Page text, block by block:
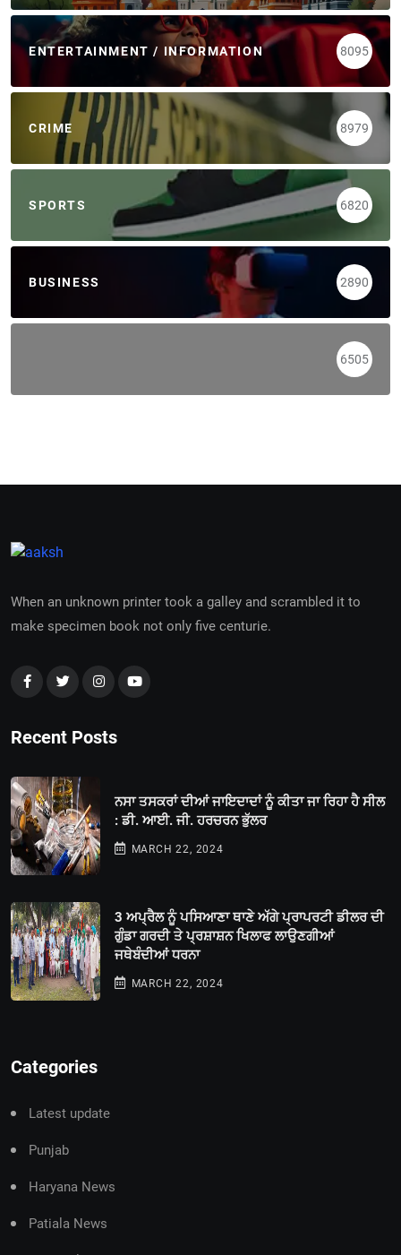
ENTERTAINMENT / INFORMATION 8095
CRIME 8979
SPORTS 6820
BUSINESS 2890
6505
When an unknown printer took a galley and scrambled it to
make specimen book not only five centurie.
Recent Posts
ਨਸਾ ਤਸਕਰਾਂ ਦੀਆਂ ਜਾਇਦਾਦਾਂ ਨੂੰ ਕੀਤਾ ਜਾ ਰਿਹਾ ਹੈ ਸੀਲ
: ਡੀ. ਆਈ. ਜੀ. ਹਰਚਰਨ ਭੁੱਲਰ
MARCH 22, 2024
3 ਅਪ੍ਰੈਲ ਨੂੰ ਪਸਿਆਣਾ ਥਾਣੇ ਅੱਗੇ ਪ੍ਰਾਪਰਟੀ ਡੀਲਰ ਦੀ
ਗੁੰਡਾ ਗਰਦੀ ਤੇ ਪ੍ਰਸ਼ਾਸ਼ਨ ਖਿਲਾਫ ਲਾਉਣਗੀਆਂ
ਜਥੇਬੰਦੀਆਂ ਧਰਨਾ
MARCH 22, 2024
Categories
Latest update
Punjab
Haryana News
Patiala News